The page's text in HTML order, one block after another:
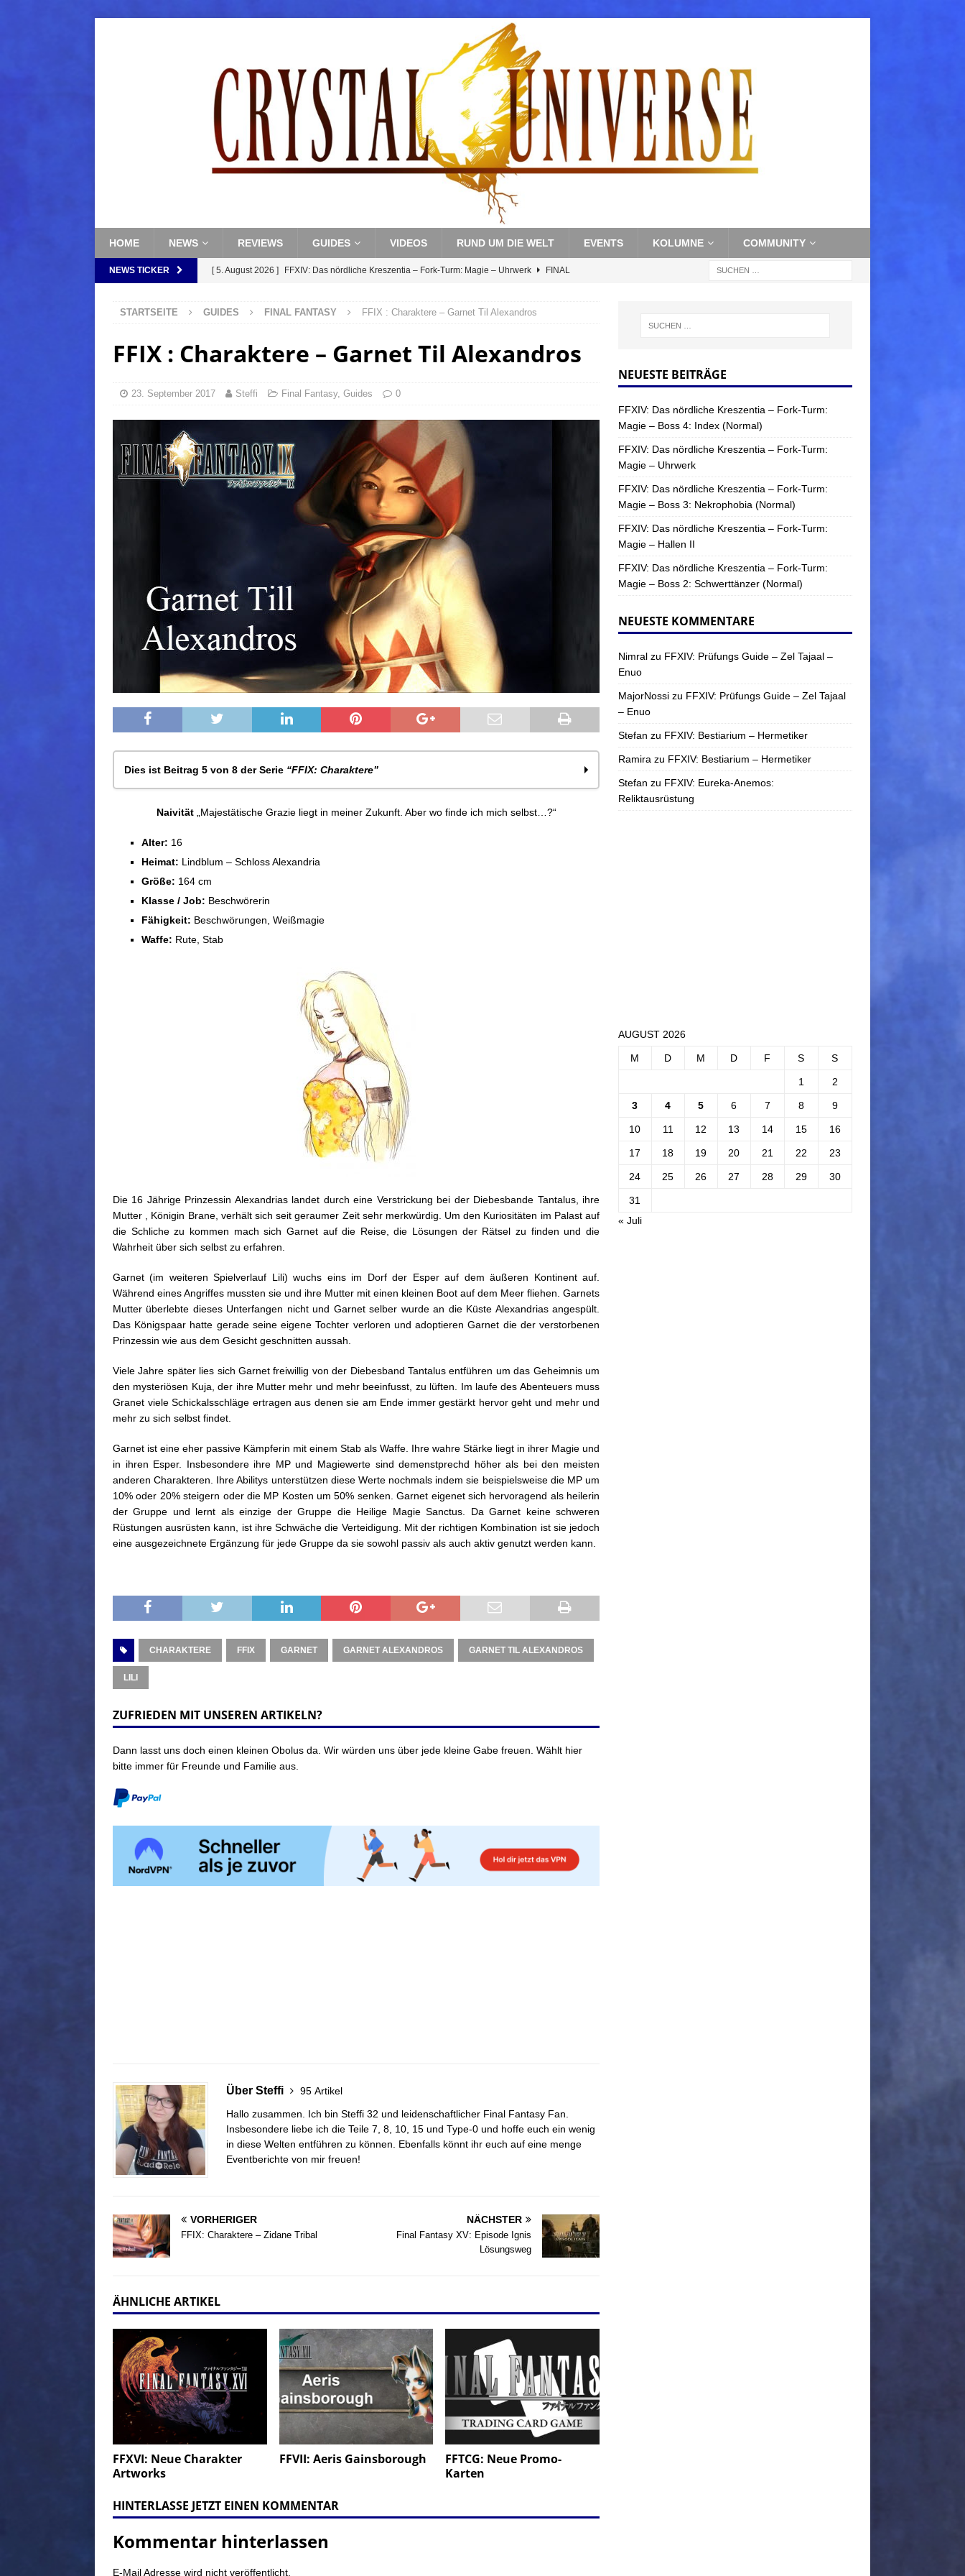
HOME NEWS REVIEWS GUIDES VIDEOS RUND UM DIE WELT EVENTS KOLUMNE COMMUNITY
NEWS TICKER [ 5. August 2026 ] FFXIV: Das nördliche Kreszentia – Fork-Turm: Magie – Uhrwerk FINAL
FANTASY
(Normal) FINAL FANTASY
[ 5. August 2026 ] FFXIV: Das nördliche Kreszentia – Fork-Turm: Magie – Boss 4: Index (Normal)
FINAL FANTASY
STARTSEITE GUIDES FINAL FANTASY FFIX : Charaktere – Garnet Til Alexandros
FFIX : Charaktere – Garnet Til Alexandros
23. September 2017 Steffi Final Fantasy, Guides 0
Dies ist Beitrag 5 von 8 der Serie “FFIX: Charaktere”
FFIX: Charaktere – Quina Quen
FFIX: Charaktere – Vivi Orunitia
FFIX : Charaktere – Freia Crescent
FFIX: Charaktere – Adelbert Steiner
FFIX : Charaktere – Eiko Carol
Naivität„Majestätische Grazie liegt in meiner Zukunft. Aber wo finde ich mich selbst…?“
Alter: 16
Heimat: Lindblum – Schloss Alexandria
Größe: 164 cm
Klasse / Job: Beschwörerin
Fähigkeit: Beschwörungen, Weißmagie
Waffe: Rute, Stab
Die 16 Jährige Prinzessin Alexandrias landet durch eine Verstrickung bei der Diebesbande Tantalus, ihre
Mutter , Königin Brane, verhält sich seit geraumer Zeit sehr merkwürdig. Um den Kuriositäten im Palast auf
die Schliche zu kommen mach sich Garnet auf die Reise, die Lösungen der Rätsel zu finden und die
Wahrheit über sich selbst zu erfahren.
Garnet (im weiteren Spielverlauf Lili) wuchs eins im Dorf der Esper auf dem äußeren Kontinent auf.
Während eines Angriffes mussten sie und ihre Mutter mit einen kleinen Boot auf dem Meer fliehen. Garnets
Mutter überlebte dieses Unterfangen nicht und Garnet selber wurde an die Küste Alexandrias angespült.
Das Königspaar hatte gerade seine eigene Tochter verloren und adoptieren Garnet die der verstorbenen
Prinzessin wie aus dem Gesicht geschnitten aussah.
Viele Jahre später lies sich Garnet freiwillig von der Diebesband Tantalus entführen um das Geheimnis um
den mysteriösen Kuja, der ihre Mutter mehr und mehr beeinfusst, zu lüften. Im laufe des Abenteuers muss
Granet viele Schickalsschläge ertragen aus denen sie am Ende immer gestärkt hervor geht und mehr und
mehr zu sich selbst findet.
Garnet ist eine eher passive Kämpferin mit einem Stab als Waffe. Ihre wahre Stärke liegt in ihrer Magie und
in ihren Esper. Insbesondere ihre MP und Magiewerte sind demenstprechd höher als bei den meisten
anderen Charakteren. Ihre Abilitys unterstützen diese Werte nochmals indem sie beispielsweise die MP um
10% oder 20% steigern oder die MP Kosten um 50% senken. Garnet eigenet sich hervoragend als heilerin
der Gruppe und lernt als einzige der Gruppe die Heilige Magie Sanctus. Da Garnet keine schweren
Rüstungen ausrüsten kann, ist ihre Schwäche die Verteidigung. Mit der richtigen Kombination ist sie jedoch
eine ausgezeichnete Ergänzung für jede Gruppe da sie sowohl passiv als auch aktiv genutzt werden kann.
CHARAKTERE FFIX GARNET GARNET ALEXANDROS GARNET TIL ALEXANDROS
LILI
ZUFRIEDEN MIT UNSEREN ARTIKELN?
Dann lasst uns doch einen kleinen Obolus da. Wir würden uns über jede kleine Gabe freuen. Wählt hier
bitte immer für Freunde und Familie aus.
Über Steffi
95 Artikel
Hallo zusammen. Ich bin Steffi 32 und leidenschaftlicher Final Fantasy Fan.
Insbesondere liebe ich die Teile 7, 8, 10, 15 und Type-0 und hoffe euch ein wenig
in diese Welten entführen zu können. Ebenfalls könnt ihr euch auf eine menge
Eventberichte von mir freuen!
VORHERIGER
FFIX: Charaktere – Zidane Tribal
NÄCHSTER
Final Fantasy XV: Episode Ignis
Lösungsweg
ÄHNLICHE ARTIKEL
FFXVI: Neue Charakter
Artworks
FFVII: Aeris Gainsborough
FFTCG: Neue Promo-
Karten
HINTERLASSE JETZT EINEN KOMMENTAR
Kommentar hinterlassen
E-Mail Adresse wird nicht veröffentlicht.
NEUESTE BEITRÄGE
FFXIV: Das nördliche Kreszentia – Fork-Turm:
Magie – Boss 4: Index (Normal)
FFXIV: Das nördliche Kreszentia – Fork-Turm:
Magie – Uhrwerk
FFXIV: Das nördliche Kreszentia – Fork-Turm:
Magie – Boss 3: Nekrophobia (Normal)
FFXIV: Das nördliche Kreszentia – Fork-Turm:
Magie – Hallen II
FFXIV: Das nördliche Kreszentia – Fork-Turm:
Magie – Boss 2: Schwerttänzer (Normal)
NEUESTE KOMMENTARE
Nimralzu FFXIV: Prüfungs Guide – Zel Tajaal –
Enuo
MajorNossizu FFXIV: Prüfungs Guide – Zel Tajaal
– Enuo
Stefan zu FFXIV: Bestiarium – Hermetiker
Ramira zu FFXIV: Bestiarium – Hermetiker
Stefan zu FFXIV: Eureka-Anemos:
Reliktausrüstung
AUGUST 2026
M D M D F S S
1 2
3 4 5 6 7 8 9
10 11 12 13 14 15 16
17 18 19 20 21 22 23
24 25 26 27 28 29 30
31
« Juli